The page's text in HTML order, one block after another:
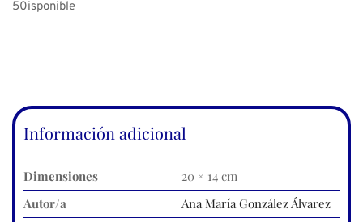
50isponible
Información adicional
Dimensiones
20 × 14 cm
Autor/a
Ana María González Álvarez